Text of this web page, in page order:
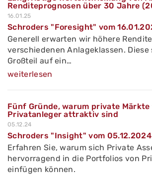
Renditeprognosen über 30 Jahre
16.01.25
Schroders "Foresight" vom
Generell erwarten wir höhere
verschiedenen Anlageklassen. Diese
Großteil auf ein…
weiterlesen
Fünf Gründe, warum private
Privatanleger attraktiv sind
05.12.24
Schroders "Insight" vom 05.12.2024
Erfahren Sie, warum sich Private
hervorragend in die Portfolios von
einfügen können.